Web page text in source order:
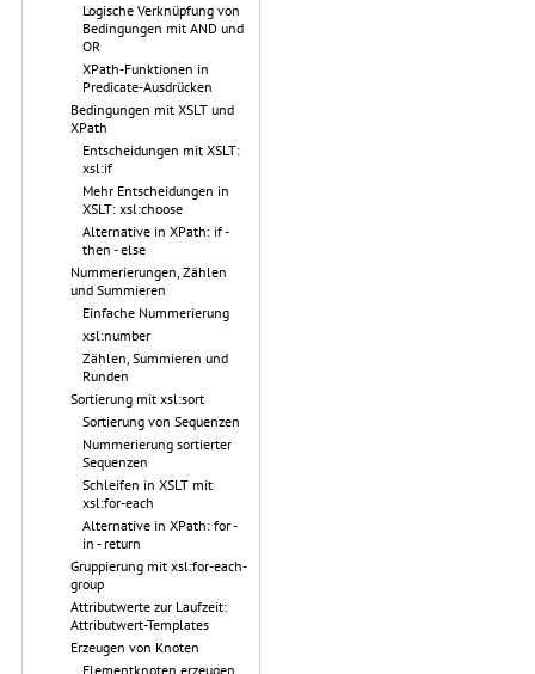
Logische Verknüpfung von
Bedingungen mit AND und
OR
XPath-Funktionen in
Predicate-Ausdrücken
Bedingungen mit XSLT und
XPath
Entscheidungen mit XSLT:
xsl:if
Mehr Entscheidungen in
XSLT: xsl:choose
Alternative in XPath: if -
then - else
Nummerierungen, Zählen
und Summieren
Einfache Nummerierung
xsl:number
Zählen, Summieren und
Runden
Sortierung mit xsl:sort
Sortierung von Sequenzen
Nummerierung sortierter
Sequenzen
Schleifen in XSLT mit
xsl:for-each
Alternative in XPath: for -
in - return
Gruppierung mit xsl:for-each-
group
Attributwerte zur Laufzeit:
Attributwert-Templates
Erzeugen von Knoten
Elementknoten erzeugen